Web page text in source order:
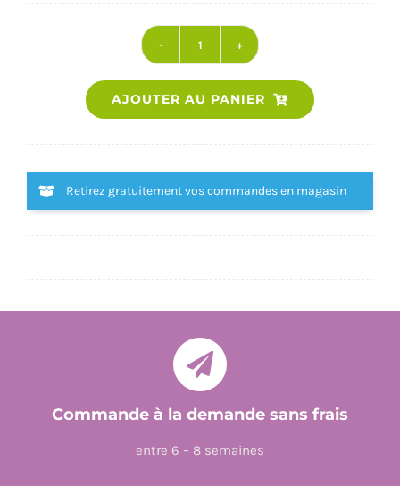
quantité
de
BRAVO
MES
AJOUTER AU PANIER
Retirez gratuitement vos commandes en magasin
Commande à la demande sans frais
entre 6 – 8 semaines